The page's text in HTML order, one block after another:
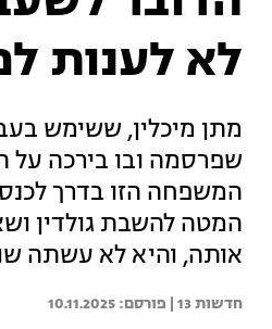
לא לענות
מתן מיכלין, ששימש
שפרסמה ובו בירכה על
המשפחה הזו בדרך
המטה להשבת גולדין
אותה, והיא לא עשתה
חדשות 13 | 10.11.2025